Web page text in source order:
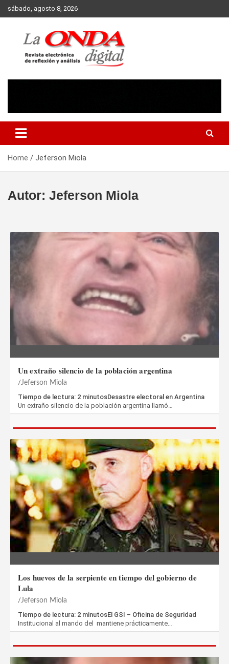
Skip
to
sábado, agosto 8, 2026
Home Jeferson Miola
Autor: Jeferson Miola
Un extraño silencio de la población argentina
Jeferson Miola
Tiempo de lectura: 2 minutosDesastre electoral en Argentina
Un extraño silencio de la población argentina llamó…
Los huevos de la serpiente en tiempo del gobierno de
Lula
Jeferson Miola
Tiempo de lectura: 2 minutosEl GSI – Oficina de Seguridad
Institucional al mando del mantiene prácticamente…